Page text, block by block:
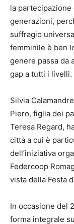
la
generazioni,
suffragio
femminile è ben
genere passa da
gap a tutti i livelli.
Silvia
Piero, figlia dei
Teresa Regard,
città a cui è
dell’iniziativa
Federcoop
vista della Festa
In occasione del
forma integrale